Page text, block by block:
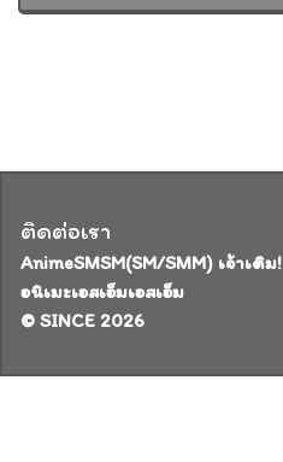
ติดต่อเรา
AnimeSMSM(SM/SMM) เจ้าเดิม!
อนิเมะเอสเอ็มเอสเอ็ม
© SINCE 2026